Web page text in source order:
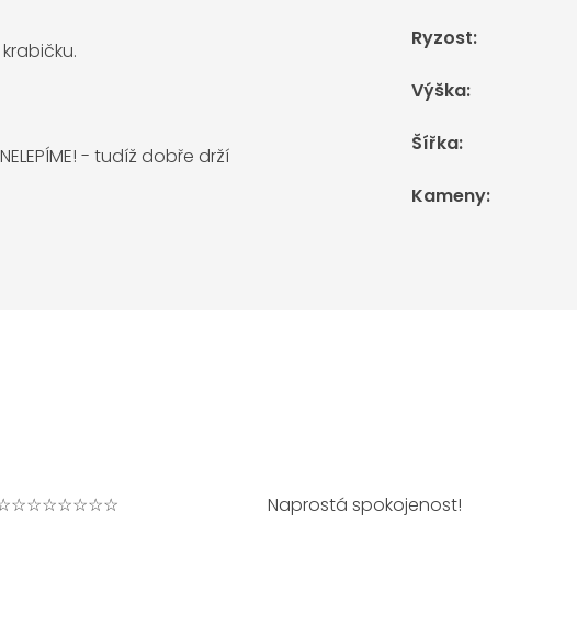
NELEPÍME! - tudíž dobře drží
Ryzost:
Výška:
Šířka:
Kameny:
Naprostá spokojenost!